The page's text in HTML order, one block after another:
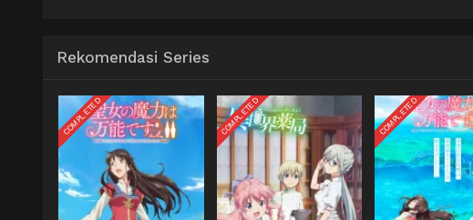
Rekomendasi Series
COMPLETED COMPLETED COMPLETED